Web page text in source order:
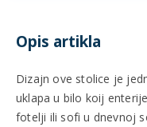
Opis artikla
Dizajn ove stolice je
uklapa u bilo koij
fotelji ili sofi u dnevnoj